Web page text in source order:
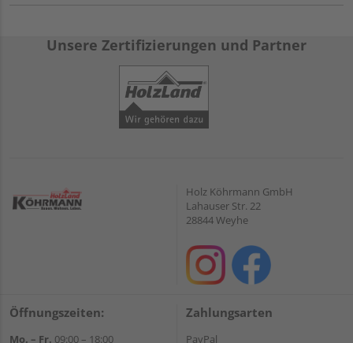
Unsere Zertifizierungen und Partner
Holz Köhrmann GmbH
Lahauser Str. 22
28844 Weyhe
Öffnungszeiten:
Mo. – Fr. 09:00 – 18:00
Zahlungsarten
PayPal